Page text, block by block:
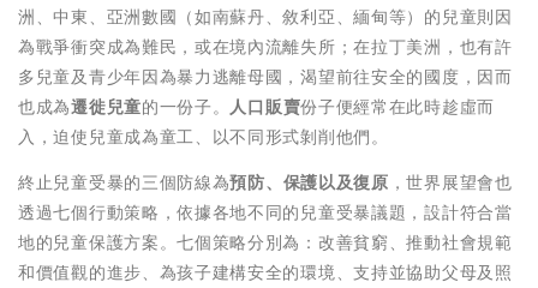
洲、中東、亞洲數國（如南蘇丹、敘利亞、緬甸等）的兒童則因
為戰爭衝突成為難民，或在境內流離失所；在拉丁美洲，也有許
多兒童及青少年因為暴力逃離母國，渴望前往安全的國度，因而
也成為遷徙兒童的一份子。 人口販賣份子便經常在此時趁虛而
入，迫使兒童成為童工、以不同形式剝削他們。
終止兒童受暴的三個防線為預防、保護以及復原 ，世界展望會也
透過七個行動策略，依據各地不同的兒童受暴議題，設計符合當
地的兒童保護方案。七個策略分別為：改善貧窮、推動社會規範
和價值觀的進步、為孩子建構安全的環境、支持並協助父母及照